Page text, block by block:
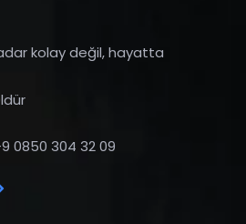
kolay değil, hayatta
0850 304 32 09